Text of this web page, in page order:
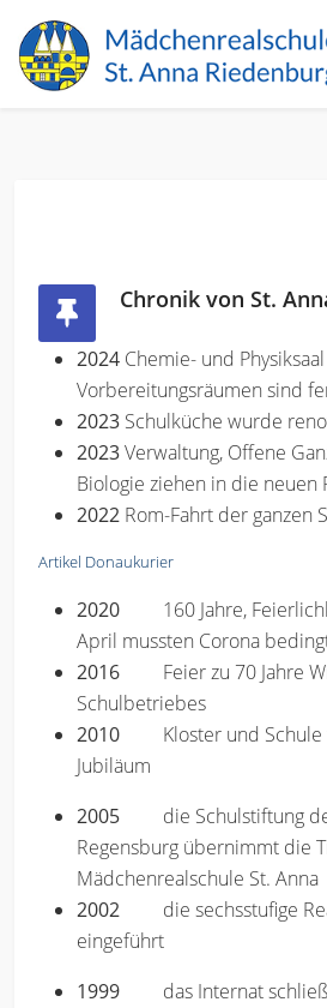
Chronik von St.
2024 Chemie- und
Vorbereitungsräumen sind
2023 Schulküche wurde
2023Verwaltung, Offene
Biologie ziehen in die neuen
2022 Rom-Fahrt der ganzen
Artikel Donaukurier
2020
160 Jahre,
April mussten Corona
2016 Feier zu 70 Jahre
Schulbetriebes
2010 Kloster und
Jubiläum
2005 die Schulstiftung
Regensburg übernimmt die
Mädchenrealschule St. Anna
2002 die sechsstufige
eingeführt
1999 das Internat